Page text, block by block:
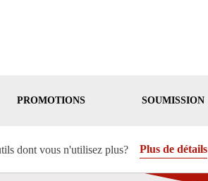
PROMOTIONS SOUMISSION
dont vous n'utilisez plus? Plus de détails